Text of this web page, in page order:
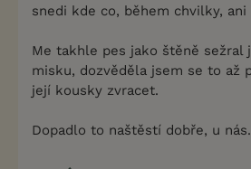
snedi kde co, během chvilky,
Me takhle pes jako štěně sežral
misku, dozvěděla jsem se to až
její kousky zvracet.
Dopadlo to naštěstí dobře, u nás.